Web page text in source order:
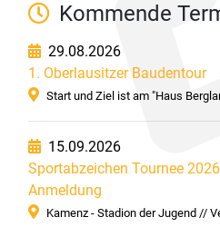
Kommende
29.08.2026
1. Oberlausitzer Baudentour
Start und Ziel ist am "Haus
15.09.2026
Sportabzeichen Tournee
Anmeldung
Kamenz - Stadion der Jugend //